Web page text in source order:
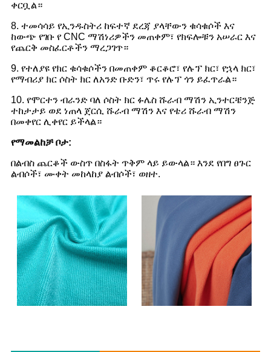
ቀርቧል።
8. ተመሳሳይ የኢንዱስትሪ ከፍተኛ ደረጃ ያላቸውን ቁሳቁሶች እና
ከውጭ የገቡ የ CNC ማሽነሪዎችን መጠቀም፣ የክፍሎቹን አሠራር እና
የጨርቅ መስፈርቶችን ማረጋገጥ።
9. የተለያዩ የክር ቁሳቁሶችን በመጠቀም ቆርቆሮ፣ የሉፕ ክር፣ የኋላ ክር፣
የማብሪያ ክር ሶስት ክር ለአንድ ቡድን፣ ጥሩ የሉፕ ጎን ይፈጥራል።
10. የሞርተን ብራንድ ባለ ሶስት ክር ፉሌስ ሹራብ ማሽን ኢንተርቼንጅ
ተከታታይ ወደ ነጠላ ጀርሲ ሹራብ ማሽን እና የቴሪ ሹራብ ማሽን
በመቀየር ሊቀየር ይችላል።
የማመልከቻ ቦታ:
በልብስ ጨርቆች ውስጥ በስፋት ጥቅም ላይ ይውላል። እንደ የበግ ፀጉር
ልብሶች፣ ሙቀት መከላከያ ልብሶች፣ ወዘተ.